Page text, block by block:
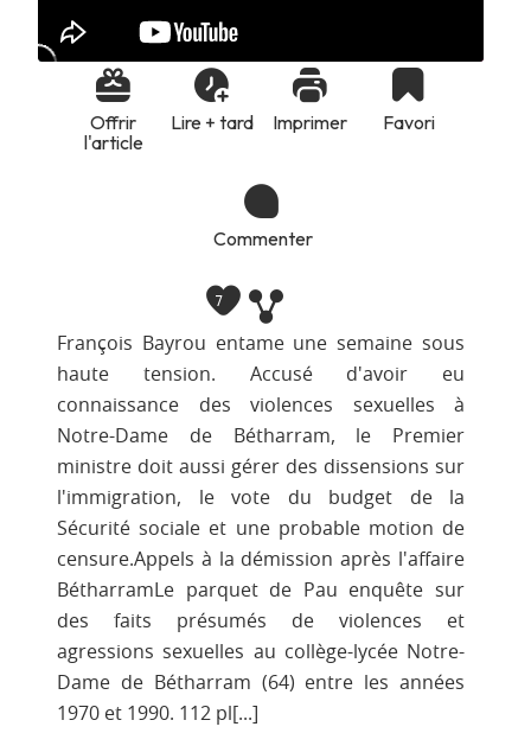
Offrir
l'article
Lire + tard Imprimer Favori
Commenter
7
François Bayrou entame une semaine sous
haute tension. Accusé d'avoir eu
connaissance des violences sexuelles à
Notre-Dame de Bétharram, le Premier
ministre doit aussi gérer des dissensions sur
l'immigration, le vote du budget de la
Sécurité sociale et une probable motion de
censure.Appels à la démission après l'affaire
BétharramLe parquet de Pau enquête sur
des faits présumés de violences et
agressions sexuelles au collège-lycée Notre-
Dame de Bétharram (64) entre les années
1970 et 1990. 112 pl[...]